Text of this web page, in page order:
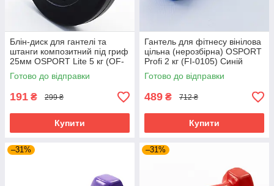
Блін-диск для гантелі та
штанги композитний під гриф
25мм OSPORT Lite 5 кг (OF-
0142)
Готово до відправки
191 ₴ 299 ₴
Купити
Гантель для фітнесу вінілова
цільна (нерозбірна) OSPORT
Profi 2 кг (FI-0105) Синій
Готово до відправки
489 ₴ 712 ₴
Купити
–31% –31%